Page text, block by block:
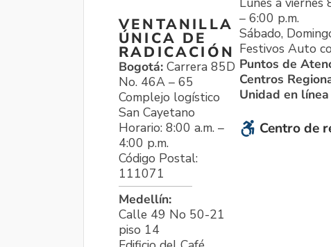
VENTANILLA
ÚNICA DE
RADICACIÓN
Bogotá: Carrera 85D
No. 46A – 65
Complejo logístico
San Cayetano
Horario: 8:00 a.m. –
4:00 p.m.
Código Postal:
111071
Medellín:
Calle 49 No 50-21
piso 14
– 6:00 p.m.
Sábado,
Festivos Auto
Puntos de
Centros
Unidad en línea
Centro de